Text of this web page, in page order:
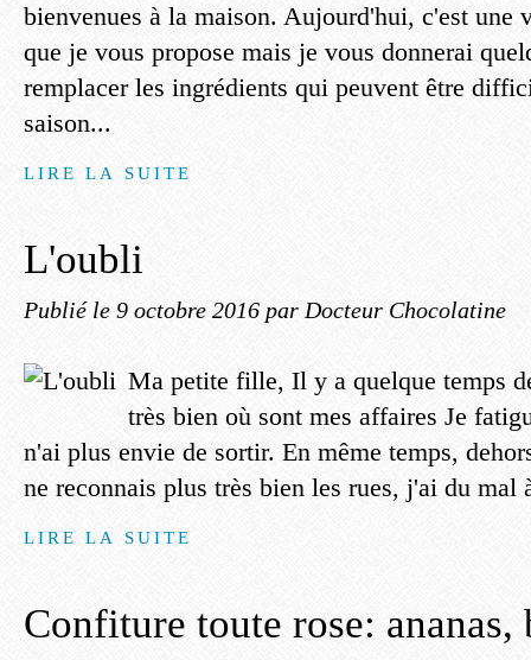
bienvenues à la maison. Aujourd'hui, c'est une
que je vous propose mais je vous donnerai
remplacer les ingrédients qui peuvent être
saison...
LIRE LA SUITE
L'oubli
Publié le 9 octobre 2016 par Docteur Chocolatine
Ma petite fille, Il y a quelque temps
très bien où sont mes affaires Je
n'ai plus envie de sortir. En même temps,
ne reconnais plus très bien les rues, j'ai du mal
LIRE LA SUITE
Confiture toute rose: ananas,